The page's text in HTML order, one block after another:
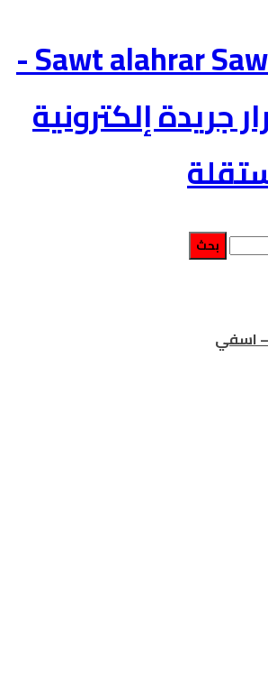
Sawt alahrar -
جريدة إلكترونية
اسفي